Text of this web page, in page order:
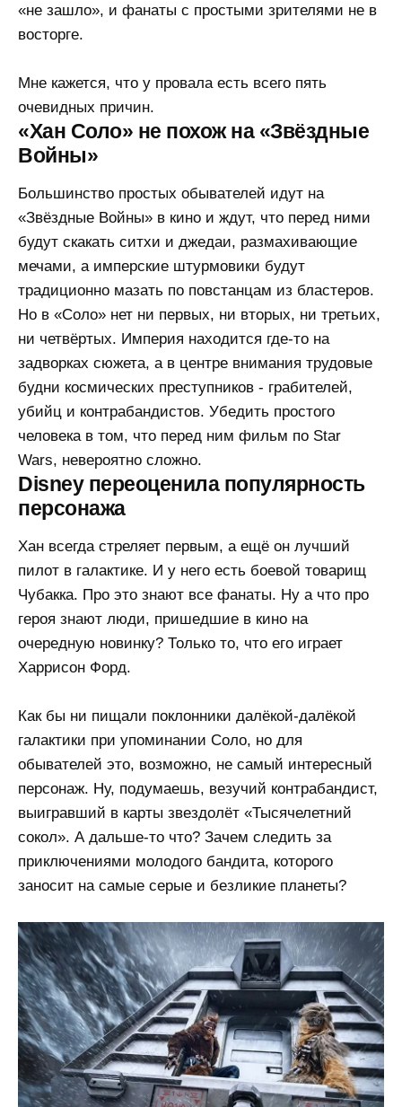
«не зашло», и фанаты с простыми зрителями не в
восторге.
Мне кажется, что у провала есть всего пять
очевидных причин.
«Хан Соло» не похож на «Звёздные
Войны»
Большинство простых обывателей идут на
«Звёздные Войны» в кино и ждут, что перед ними
будут скакать ситхи и джедаи, размахивающие
мечами, а имперские штурмовики будут
традиционно мазать по повстанцам из бластеров.
Но в «Соло» нет ни первых, ни вторых, ни третьих,
ни четвёртых. Империя находится где-то на
задворках сюжета, а в центре внимания трудовые
будни космических преступников - грабителей,
убийц и контрабандистов. Убедить простого
человека в том, что перед ним фильм по Star
Wars, невероятно сложно.
Disney переоценила популярность
персонажа
Хан всегда стреляет первым, а ещё он лучший
пилот в галактике. И у него есть боевой товарищ
Чубакка. Про это знают все фанаты. Ну а что про
героя знают люди, пришедшие в кино на
очередную новинку? Только то, что его играет
Харрисон Форд.
Как бы ни пищали поклонники далёкой-далёкой
галактики при упоминании Соло, но для
обывателей это, возможно, не самый интересный
персонаж. Ну, подумаешь, везучий контрабандист,
выигравший в карты звездолёт «Тысячелетний
сокол». А дальше-то что? Зачем следить за
приключениями молодого бандита, которого
заносит на самые серые и безликие планеты?